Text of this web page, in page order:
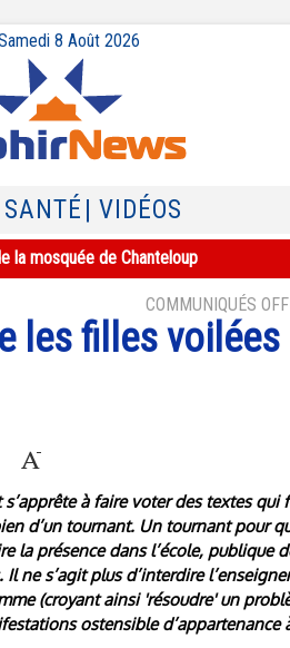
8 Août 2026
| SANTÉ | VIDÉOS
la mosquée de Chanteloup
COMMUNIQUÉS
les filles voilées
à faire voter des textes qui
d’un tournant. Un tournant pour
la présence dans l’école, publique
ne s’agit plus d’interdire
(croyant ainsi 'résoudre' un
ostensible d’appartenance